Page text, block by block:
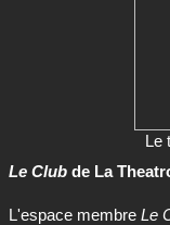
Le
Le Club de La
L'espace membre Le